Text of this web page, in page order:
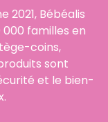
2021, Bébéalis
familles en
coins,
sont
et le bien-